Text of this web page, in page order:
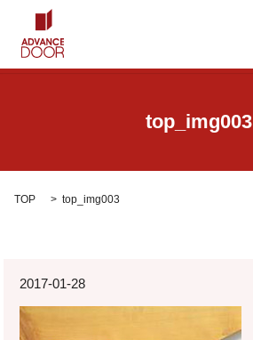
top_img003
TOP top_img003
2017-01-28